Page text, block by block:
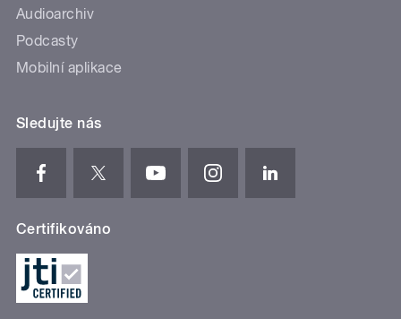
Audioarchiv
Podcasty
Mobilní aplikace
Sledujte nás
Certifikováno